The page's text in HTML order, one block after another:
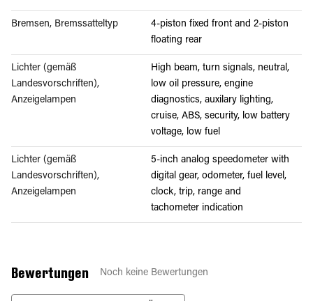
Bremsen, Bremssatteltyp
4-piston fixed front and 2-piston
floating rear
Lichter (gemäß
Landesvorschriften),
Anzeigelampen
High beam, turn signals, neutral,
low oil pressure, engine
diagnostics, auxilary lighting,
cruise, ABS, security, low battery
voltage, low fuel
Lichter (gemäß
Landesvorschriften),
Anzeigelampen
5-inch analog speedometer with
digital gear, odometer, fuel level,
clock, trip, range and
tachometer indication
Bewertungen Noch keine Bewertungen